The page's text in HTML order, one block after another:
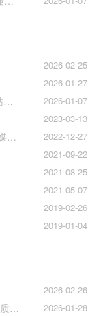
2026-02-25
2026-01-27
2026-01-07
杭州初创公司宣传册印刷 - 杭州铭阳广告一站式解决方案
2023-03-13
2022-12-27
耐克比稿结果揭晓，OMD赢得Burberry全球媒介业务（转自广告狂人日报）
2021-09-22
2021-08-25
2021-05-07
2019-02-26
2019-01-04
2026-02-26
2026-01-28
品牌物料设计新趋势：封套·插袋·单页折页的质感升级之道